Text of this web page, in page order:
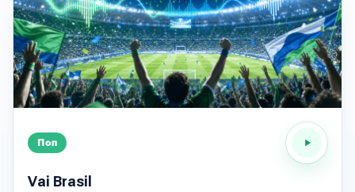
Поп
Vai Brasil